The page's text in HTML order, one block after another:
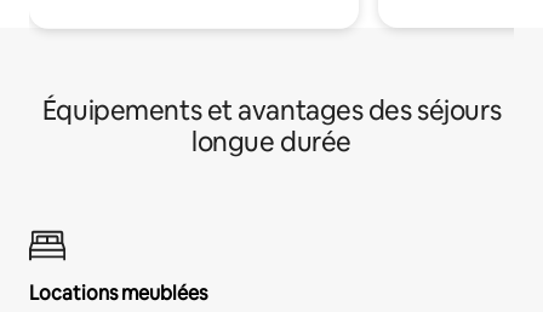
Équipements et avantages des séjours
longue durée
Locations meublées